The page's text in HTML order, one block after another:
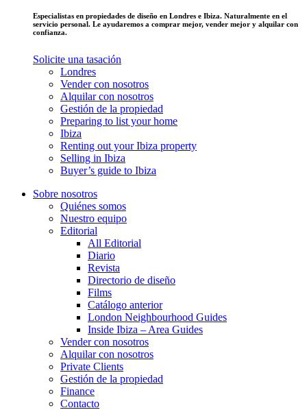
Especialistas en propiedades de diseño en Londres e Ibiza. Naturalmente en el
servicio personal. Le ayudaremos a comprar mejor, vender mejor y alquilar con
confianza.
Solicite una tasación
Londres
Vender con nosotros
Alquilar con nosotros
Gestión de la propiedad
Preparing to list your home
Ibiza
Renting out your Ibiza property
Selling in Ibiza
Buyer’s guide to Ibiza
Sobre nosotros
Quiénes somos
Nuestro equipo
Editorial
All Editorial
Diario
Revista
Directorio de diseño
Films
Catálogo anterior
London Neighbourhood Guides
Inside Ibiza – Area Guides
Vender con nosotros
Alquilar con nosotros
Private Clients
Gestión de la propiedad
Finance
Contacto